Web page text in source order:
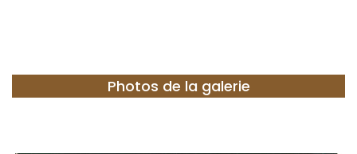
Photos de la galerie